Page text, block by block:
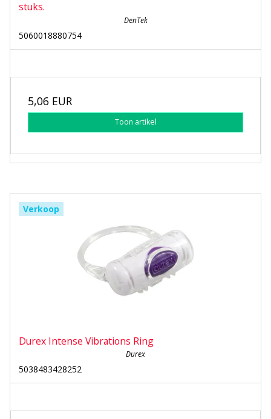
stuks.
DenTek
5060018880754
5,06 EUR
Toon artikel
Verkoop
Durex Intense Vibrations Ring
Durex
5038483428252